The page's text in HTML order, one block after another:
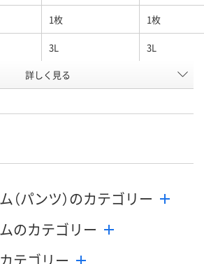
1枚 1枚
3L 3L
サックス ネイビー
まで 8月24日（月）
へ
お取り扱い終了しま
した
数量
詳しく見る
（パンツ）のカテゴリー
のカテゴリー